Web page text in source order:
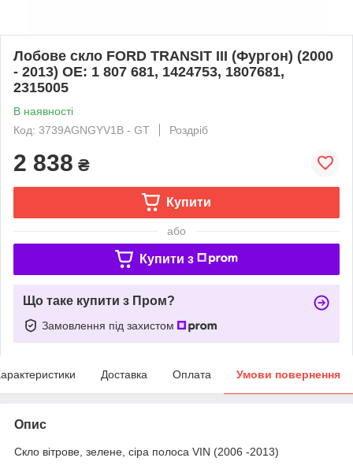
Лобове скло FORD TRANSIT III (Фургон) (2000
- 2013) OE: 1 807 681, 1424753, 1807681,
2315005
В наявності
Код: 3739AGNGYV1B - GT
Роздріб
2 838 ₴
Купити
або
Купити з
Що таке купити з Пром?
Замовлення під захистом
Доставка Оплата Умови повернення
Опис
Скло вітрове, зелене, сіра полоса VIN (2006 -2013)